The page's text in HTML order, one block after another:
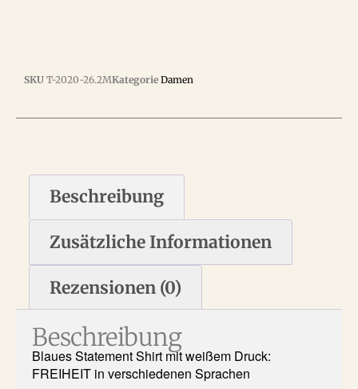
SKU T-2020-26.2MKategorie Damen
Beschreibung
Zusätzliche Informationen
Rezensionen (0)
Beschreibung
Blaues Statement Shirt mit weißem Druck:
FREIHEIT in verschiedenen Sprachen